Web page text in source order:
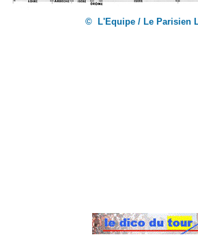
© L'Equipe / Le Parisien